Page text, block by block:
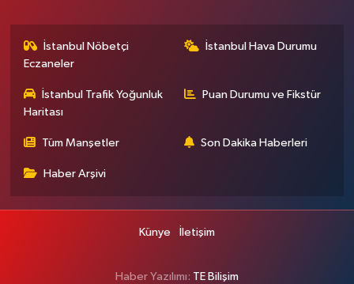
İstanbul Nöbetçi
Eczaneler
İstanbul Hava Durumu
İstanbul Trafik Yoğunluk
Haritası
Puan Durumu ve Fikstür
Tüm Manşetler Son Dakika Haberleri
Haber Arşivi
Künye İletişim
Haber Yazılımı: TE Bilişim